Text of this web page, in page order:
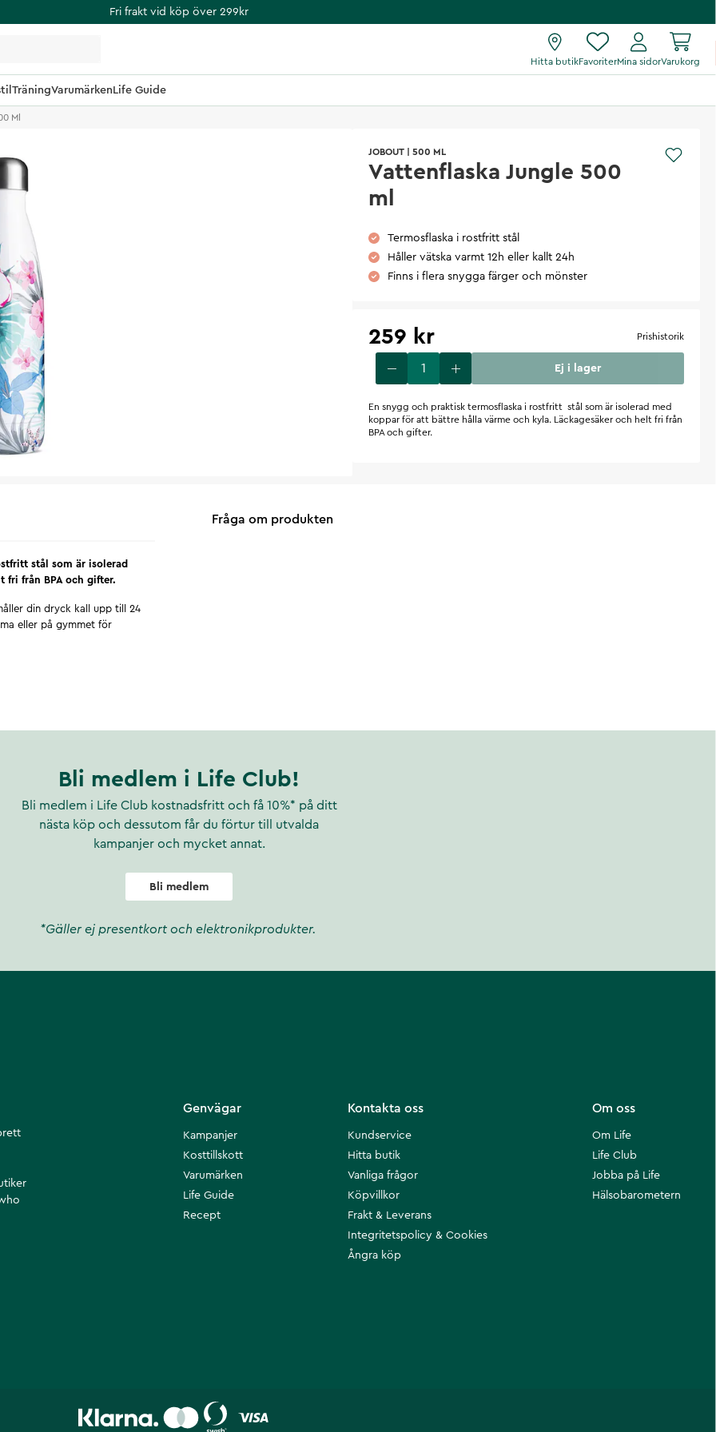
Fri frakt vid köp över 299kr
Hitta butikFavoriterMina sidorVarukorg
TräningVarumärkenLife Guide
Ml
JOBOUT 500 ML
Vattenflaska Jungle 500
ml
Termosflaska i rostfritt stål
Håller vätska varmt 12h eller kallt 24h
Finns i flera snygga färger och mönster
259 kr Prishistorik
Ej i lager
En snygg och praktisk termosflaska i rostfritt stål som är isolerad med
koppar för att bättre hålla värme och kyla. Läckagesäker och helt fri från
BPA och gifter.
stål som är isolerad
fri från BPA och gifter.
din dryck kall upp till 24
eller på gymmet för
med koppar för bästa
Fråga om produkten
Bli medlem i Life Club!
Bli medlem i Life Club kostnadsfritt och få 10%* på ditt
nästa köp och dessutom får du förtur till utvalda
kampanjer och mycket annat.
Bli medlem
*Gäller ej presentkort och elektronikprodukter.
Om oss
Om Life
Life Club
Jobba på Life
Hälsobarometern
Kontakta oss
Kundservice
Hitta butik
Vanliga frågor
Köpvillkor
Frakt & Leverans
Integritetspolicy & Cookies
Ångra köp
Genvägar
Kampanjer
Kosttillskott
Varumärken
Life Guide
Recept